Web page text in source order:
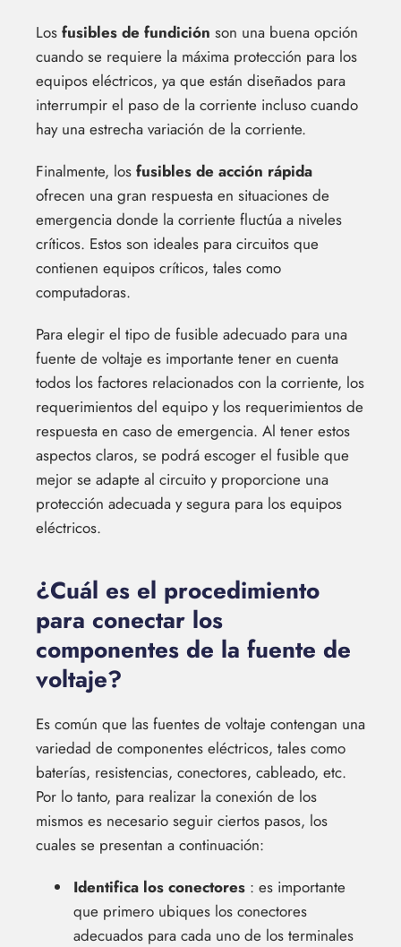
Los fusibles de fundición son una buena opción
cuando se requiere la máxima protección para los
equipos eléctricos, ya que están diseñados para
interrumpir el paso de la corriente incluso cuando
hay una estrecha variación de la corriente.
Finalmente, los fusibles de acción rápida
ofrecen una gran respuesta en situaciones de
emergencia donde la corriente fluctúa a niveles
críticos. Estos son ideales para circuitos que
contienen equipos críticos, tales como
computadoras.
Para elegir el tipo de fusible adecuado para una
fuente de voltaje es importante tener en cuenta
todos los factores relacionados con la corriente, los
requerimientos del equipo y los requerimientos de
respuesta en caso de emergencia. Al tener estos
aspectos claros, se podrá escoger el fusible que
mejor se adapte al circuito y proporcione una
protección adecuada y segura para los equipos
eléctricos.
¿Cuál es el procedimiento
para conectar los
componentes de la fuente de
voltaje?
Es común que las fuentes de voltaje contengan una
variedad de componentes eléctricos, tales como
baterías, resistencias, conectores, cableado, etc.
Por lo tanto, para realizar la conexión de los
mismos es necesario seguir ciertos pasos, los
cuales se presentan a continuación:
Identifica los conectores : es importante
que primero ubiques los conectores
adecuados para cada uno de los terminales